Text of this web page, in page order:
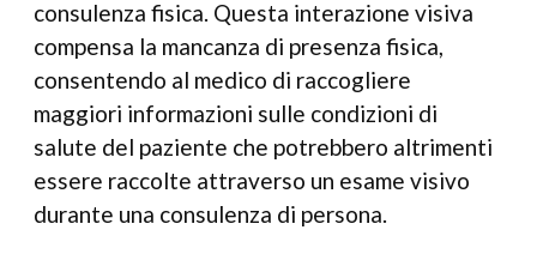
consulenza fisica. Questa interazione visiva
compensa la mancanza di presenza fisica,
consentendo al medico di raccogliere
maggiori informazioni sulle condizioni di
salute del paziente che potrebbero altrimenti
essere raccolte attraverso un esame visivo
durante una consulenza di persona.